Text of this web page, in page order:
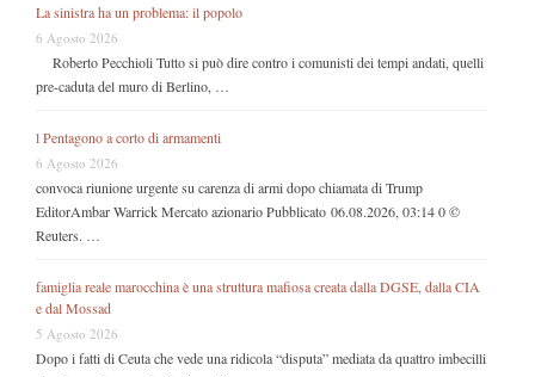
La sinistra ha un problema: il popolo
6 Agosto 2026
Roberto Pecchioli Tutto si può dire contro i comunisti dei tempi andati, quelli
pre-caduta del muro di Berlino, …
l Pentagono a corto di armamenti
6 Agosto 2026
convoca riunione urgente su carenza di armi dopo chiamata di Trump
EditorAmbar Warrick Mercato azionario Pubblicato 06.08.2026, 03:14 0 ©
Reuters. …
famiglia reale marocchina è una struttura mafiosa creata dalla DGSE, dalla CIA
e dal Mossad
5 Agosto 2026
Dopo i fatti di Ceuta che vede una ridicola “disputa” mediata da quattro imbecilli